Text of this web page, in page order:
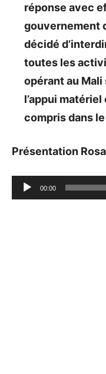
réponse avec
gouvernement
décidé
toutes les
opérant au
l’appui
compris dans
Présentation
Lecteur
audio
00:00